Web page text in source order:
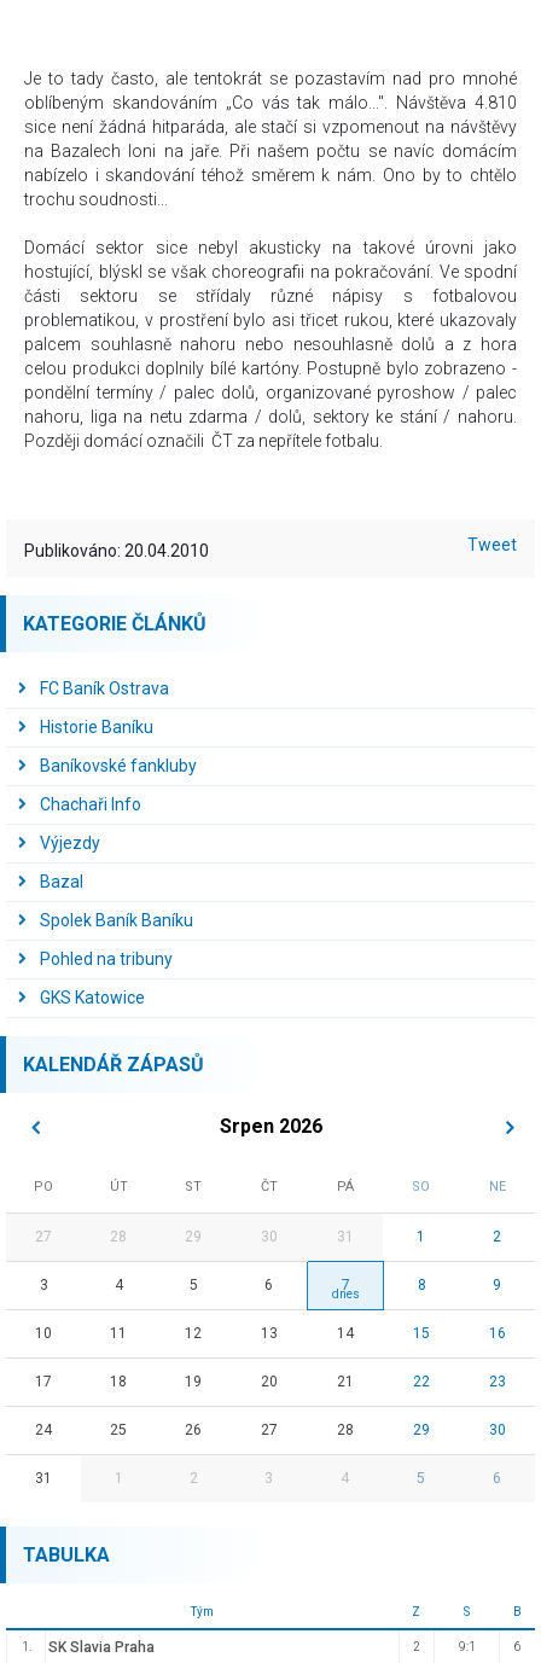
Je to tady často, ale tentokrát se pozastavím nad pro mnohé
oblíbeným skandováním „Co vás tak málo...". Návštěva 4.810
sice není žádná hitparáda, ale stačí si vzpomenout na návštěvy
na Bazalech loni na jaře. Při našem počtu se navíc domácím
nabízelo i skandování téhož směrem k nám. Ono by to chtělo
trochu soudnosti...
Domácí sektor sice nebyl akusticky na takové úrovni jako
hostující, blýskl se však choreografii na pokračování. Ve spodní
části sektoru se střídaly různé nápisy s fotbalovou
problematikou, v prostření bylo asi třicet rukou, které ukazovaly
palcem souhlasně nahoru nebo nesouhlasně dolů a z hora
celou produkci doplnily bílé kartóny. Postupně bylo zobrazeno -
pondělní termíny / palec dolů, organizované pyroshow / palec
nahoru, liga na netu zdarma / dolů, sektory ke stání / nahoru.
Později domácí označili ČT za nepřítele fotbalu.
Publikováno: 20.04.2010 Tweet
KATEGORIE ČLÁNKŮ
FC Baník Ostrava
Historie Baníku
Baníkovské fankluby
Chachaři Info
Výjezdy
Bazal
Spolek Baník Baníku
Pohled na tribuny
GKS Katowice
KALENDÁŘ ZÁPASŮ
Srpen 2026
PO ÚT ST ČT PÁ SO NE
27 28 29 30 31 1 2
3 4 5 6 7 8 9
10 11 12 13 14 15 16
17 18 19 20 21 22 23
24 25 26 27 28 29 30
31 1 2 3 4 5 6
TABULKA
Tým Z S B
1. SK Slavia Praha 2 9:1 6